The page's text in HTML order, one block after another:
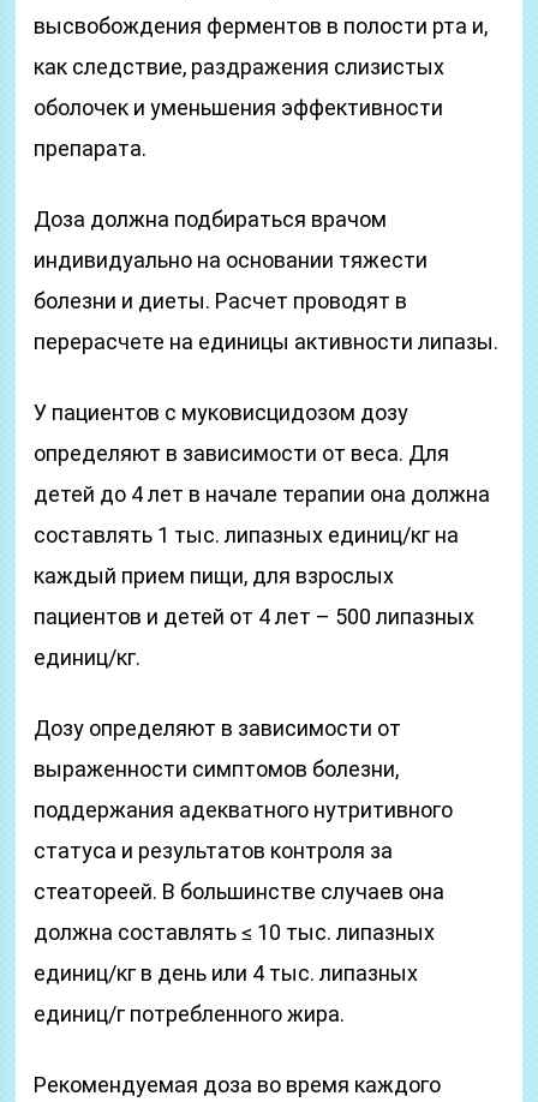
высвобождения ферментов в полости рта и,
как следствие, раздражения слизистых
оболочек и уменьшения эффективности
препарата.
Доза должна подбираться врачом
индивидуально на основании тяжести
болезни и диеты. Расчет проводят в
перерасчете на единицы активности липазы.
У пациентов с муковисцидозом дозу
определяют в зависимости от веса. Для
детей до 4 лет в начале терапии она должна
составлять 1 тыс. липазных единиц/кг на
каждый прием пищи, для взрослых
пациентов и детей от 4 лет – 500 липазных
единиц/кг.
Дозу определяют в зависимости от
выраженности симптомов болезни,
поддержания адекватного нутритивного
статуса и результатов контроля за
стеатореей. В большинстве случаев она
должна составлять ≤ 10 тыс. липазных
единиц/кг в день или 4 тыс. липазных
единиц/г потребленного жира.
Рекомендуемая доза во время каждого